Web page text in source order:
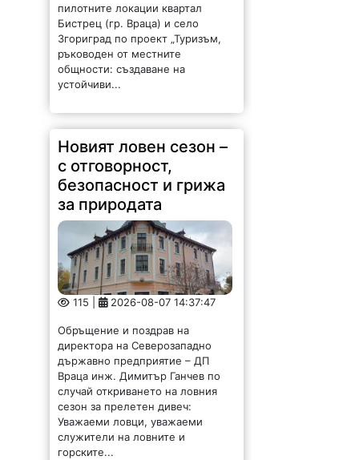
пилотните локации квартал
Бистрец (гр. Враца) и село
Згориград по проект „Туризъм,
ръководен от местните
общности: създаване на
устойчиви...
Новият ловен сезон –
с отговорност,
безопасност и грижа
за природата
115 | 2026-08-07 14:37:47
Обръщение и поздрав на
директора на Северозападно
държавно предприятие – ДП
Враца инж. Димитър Ганчев по
случай откриването на ловния
сезон за прелетен дивеч:
Уважаеми ловци, уважаеми
служители на ловните и
горските...